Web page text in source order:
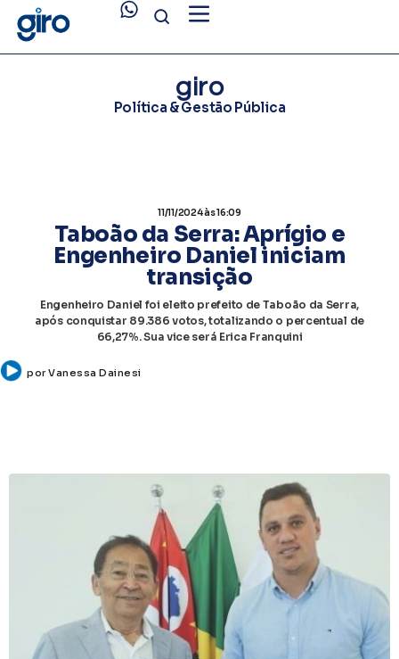
giro
Política & Gestão Pública
11/11/2024às 16:09
Taboão da Serra: Aprígio e
Engenheiro Daniel iniciam
transição
Engenheiro Daniel foi eleito prefeito de Taboão da Serra,
após conquistar 89.386 votos, totalizando o percentual de
66,27%. Sua vice será Erica Franquini
porVanessa Dainesi